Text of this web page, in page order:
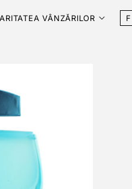
VÂNZĂRILOR